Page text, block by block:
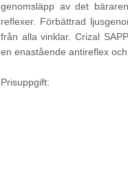
genomsläpp av det
reflexer. Förbättrad
från alla vinklar. Crizal
en enastående antireflex
Prisuppgift: